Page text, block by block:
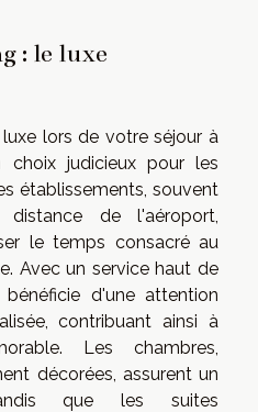
: le luxe
lors de votre séjour à
choix judicieux pour les
établissements, souvent
de l'aéroport,
le temps consacré au
Avec un service haut de
d'une attention
contribuant ainsi à
Les chambres,
décorées, assurent un
que les suites